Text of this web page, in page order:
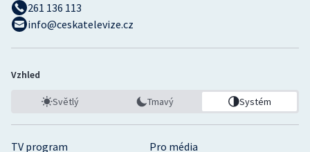
Ostatní
TV program Pro média
261 136 113
info@ceskatelevize.cz
Vzhled
Světlý Tmavý Systém